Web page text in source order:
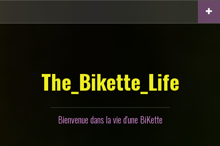
contenu
The_Bikette_Life
Bienvenue dans la vie d'une BiKette